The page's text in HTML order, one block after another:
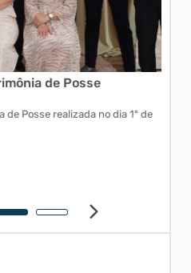
de Posse
de Posse realizada no dia 1º de